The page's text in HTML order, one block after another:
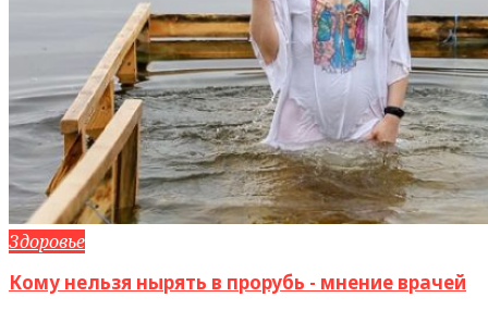
Здоровье
Кому нельзя нырять в прорубь - мнение врачей